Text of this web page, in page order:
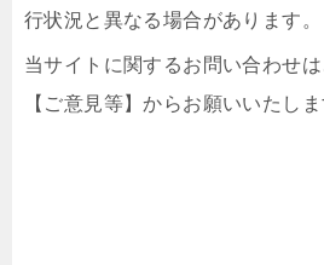
行状況と異なる場合があります。
当サイトに関するお問い合わせ
【ご意見等】からお願いいたしま